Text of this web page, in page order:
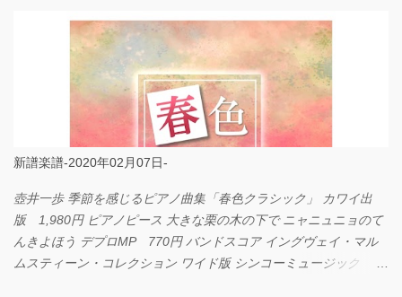
新譜楽譜-2020年02月07日-
壺井一歩 季節を感じるピアノ曲集「春色クラシック」 カワイ出
版 1,980円 ピアノピース 大きな栗の木の下で ニャニュニョのて
んきよほう デプロMP 770円 バンドスコア イングヴェイ・マル
ムスティーン・コレクション ワイド版 シンコーミュージック